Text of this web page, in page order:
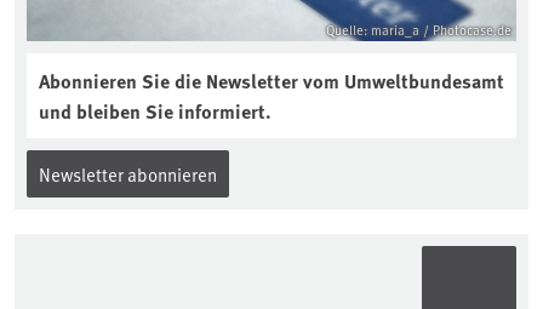
Quelle: maria_a / Photocase.de
Abonnieren Sie die Newsletter vom Umweltbundesamt
und bleiben Sie informiert.
Newsletter abonnieren